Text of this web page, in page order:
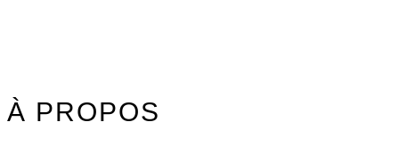
À PROPOS